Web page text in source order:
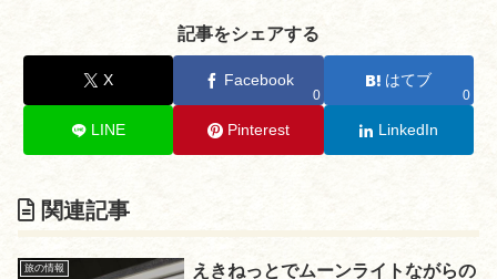
記事をシェアする
X Facebook
0
はてブ
0
LINE Pinterest LinkedIn
関連記事
旅の情報
えきねっとでムーンライトながらの